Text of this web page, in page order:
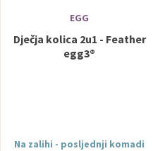
EGG
Dječja kolica 2u1 - Feather
egg3®
Na zalihi - posljednji komadi